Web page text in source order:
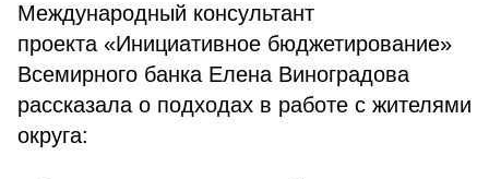
Международный консультант
проекта «Инициативное бюджетирование»
Всемирного банка Елена Виноградова
рассказала о подходах в работе с жителями
округа: